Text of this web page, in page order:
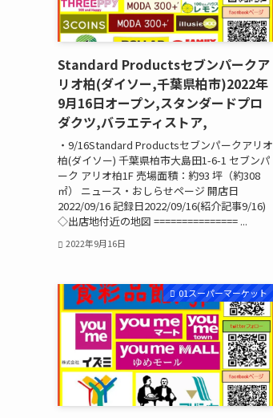
Standard Productsセブンパークア
リオ柏(ダイソー,千葉県柏市)2022年
9月16日オープン,スタンダードプロ
ダクツ,バラエティストア,
・9/16Standard Productsセブンパークアリオ
柏(ダイソー) 千葉県柏市大島田1-6-1 セブンパ
ーク アリオ柏1F 売場面積：約93 坪（約308
㎡） ニュース・おしらせページ 開店日
2022/09/16 記録日2022/09/16(紹介記事9/16)
◇出店地付近の地図 =============== ...
2022年9月16日
01スーパーマーケット